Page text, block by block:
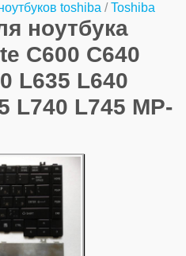
toshiba /Toshiba
ноутбука
C600 C640
L635 L640
L740 L745 MP-